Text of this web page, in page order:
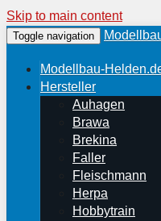
Skip to main content
Toggle navigation
Modellbau-
Hersteller
Auhagen
Brawa
Brekina
Faller
Fleischmann
Herpa
Hobbytrain